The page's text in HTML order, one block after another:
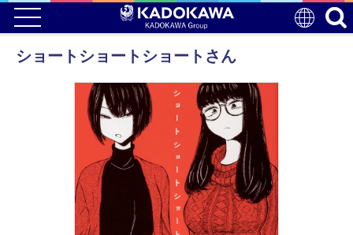
ショートショートショートさん